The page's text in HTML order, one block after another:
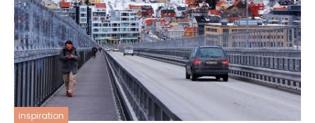
inspiration